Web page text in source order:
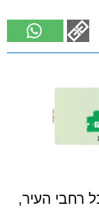
רחבי העיר,